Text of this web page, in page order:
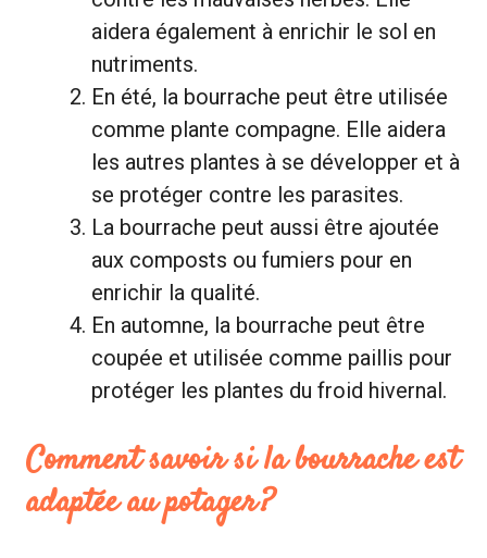
aidera également à enrichir le sol en
nutriments.
En été, la bourrache peut être utilisée
comme plante compagne. Elle aidera
les autres plantes à se développer et à
se protéger contre les parasites.
La bourrache peut aussi être ajoutée
aux composts ou fumiers pour en
enrichir la qualité.
En automne, la bourrache peut être
coupée et utilisée comme paillis pour
protéger les plantes du froid hivernal.
Comment savoir si la bourrache est
adaptée au potager ?